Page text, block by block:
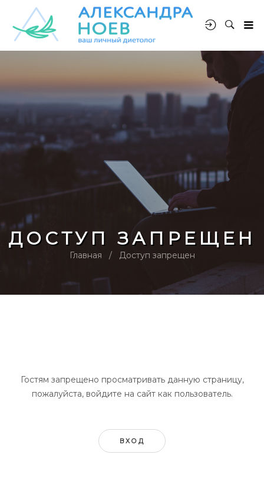
ДОСТУП ЗАПРЕЩЕН
Главная Доступ запрещен
Гостям запрещено просматривать данную страницу,
пожалуйста, войдите на сайт как пользователь.
ВХОД